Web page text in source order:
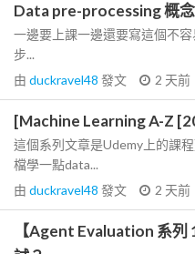
Data pre-processing 概念
一邊要上課一邊還要寫這個不
步...
由 duckravel48 發文 2 天前
[Machine Learning A-Z
這個系列文章是Udemy上的課
檔學一點data...
由 duckravel48 發文 2 天前
【Agent Evaluation 系